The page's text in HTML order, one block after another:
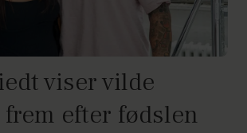
viser vilde
efter fødslen